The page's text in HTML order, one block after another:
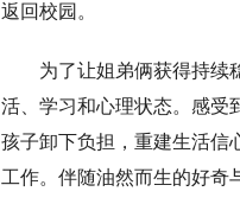
返回校园。
为了让姐弟俩获得持续
活、学习和心理状态。感受
孩子卸下负担，重建生活信
工作。伴随油然而生的好奇